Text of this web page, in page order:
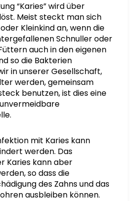
“Karies” wird über
Meist steckt man sich
Kleinkind an, wenn die
Schnuller oder
auch in den eigenen
so die Bakterien
in unserer Gesellschaft,
werden, gemeinsam
benutzen, ist dies eine
mit Karies kann
werden. Das
Karies kann aber
so dass die
des Zahns und das
ausbleiben können.